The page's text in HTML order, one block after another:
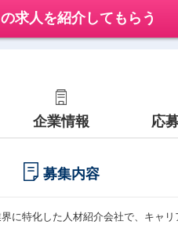
求人を紹介してもらう
企業情報 応
募集内容
に特化した人材紹介会社で、キャリ